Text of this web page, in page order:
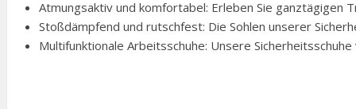
Atmungsaktiv und komfortabel: Erleben Sie ganztägigen
Stoßdämpfend und rutschfest: Die Sohlen unserer
Multifunktionale Arbeitsschuhe: Unsere